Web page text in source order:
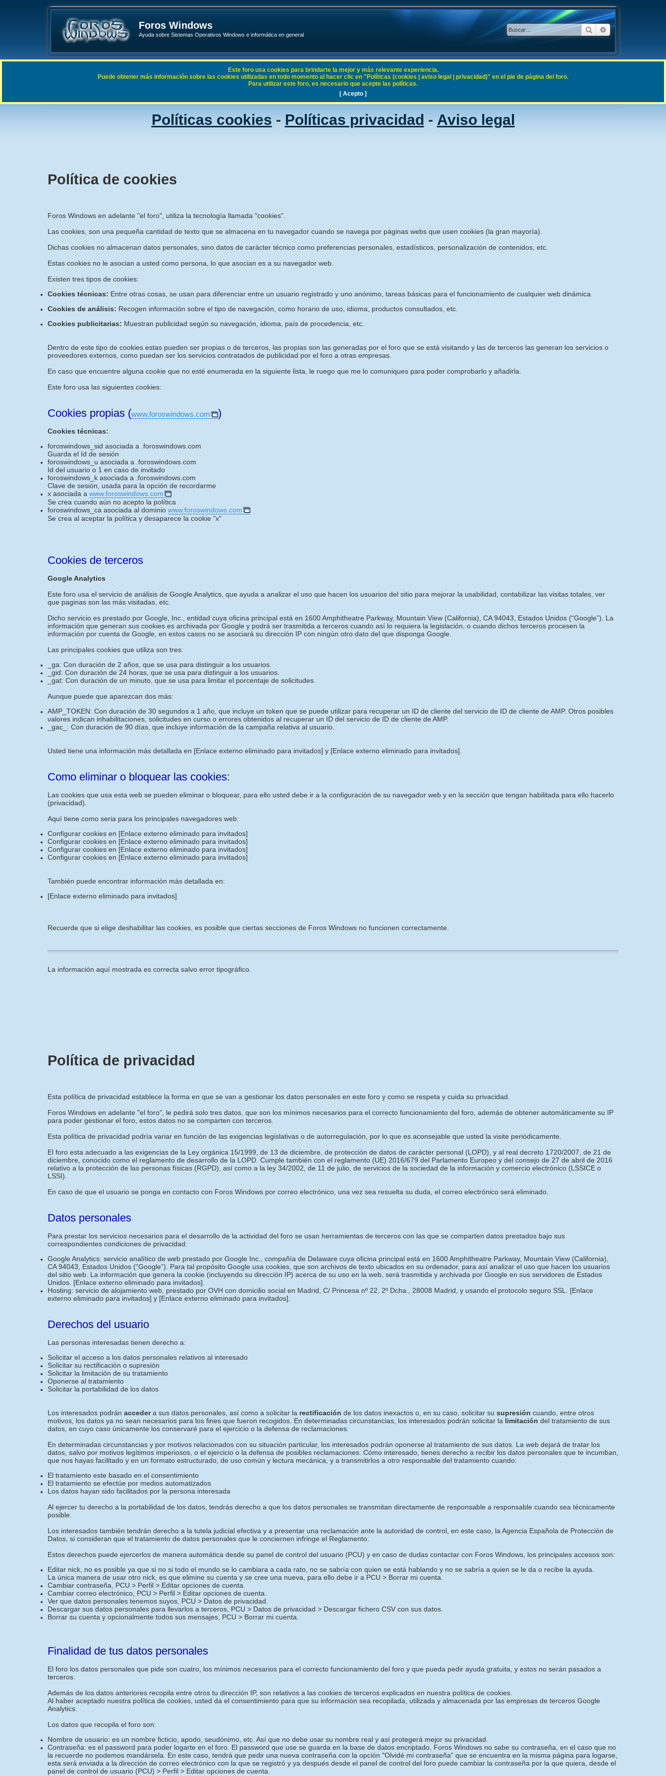
Foros Windows
Ayuda sobre Sistemas Operativos Windows e informática en general
BuscarBúsqueda
Enlaces rápidos FAQ
Políticas cookies - Políticas privacidad - Aviso legal
Política de cookies
Foros Windows en adelante "el foro", utiliza la tecnología llamada "cookies".
Las cookies, son una pequeña cantidad de texto que se almacena en tu navegador cuando se navega por páginas webs que usen cookies (la gran mayoría).
Dichas cookies no almacenan datos personales, sino datos de carácter técnico como preferencias personales, estadísticos, personalización de contenidos, etc.
Estas cookies no le asocian a usted como persona, lo que asocian es a su navegador web.
Existen tres tipos de cookies:
Cookies técnicas: Entre otras cosas, se usan para diferenciar entre un usuario registrado y uno anónimo, tareas básicas para el funcionamiento de cualquier web dinámica.
Cookies de análisis: Recogen información sobre el tipo de navegación, como horario de uso, idioma, productos consultados, etc.
Cookies publicitarias: Muestran publicidad según su navegación, idioma, país de procedencia, etc.
Dentro de este tipo de cookies estas pueden ser propias o de terceros, las propias son las generadas por el foro que se está visitando y las de terceros las generan los servicios o
proveedores externos, como puedan ser los servicios contratados de publicidad por el foro a otras empresas.
En caso que encuentre alguna cookie que no esté enumerada en la siguiente lista, le ruego que me lo comuniques para poder comprobarlo y añadirla.
Este foro usa las siguientes cookies:
Cookies propias (www.foroswindows.com )
Cookies técnicas:
foroswindows_sid asociada a .foroswindows.com
Guarda el Id de sesión
foroswindows_u asociada a .foroswindows.com
Id del usuario o 1 en caso de invitado
foroswindows_k asociada a .foroswindows.com
Clave de sesión, usada para la opción de recordarme
x asociada a www.foroswindows.com
Se crea cuando aún no acepto la política
foroswindows_ca asociada al dominio www.foroswindows.com
Se crea al aceptar la política y desaparece la cookie "x"
Cookies de terceros
Google Analytics
Este foro usa el servicio de análisis de Google Analytics, que ayuda a analizar el uso que hacen los usuarios del sitio para mejorar la usabilidad, contabilizar las visitas totales, ver
que paginas son las más visitadas, etc.
Dicho servicio es prestado por Google, Inc., entidad cuya oficina principal está en 1600 Amphitheatre Parkway, Mountain View (California), CA 94043, Estados Unidos (“Google”). La
información que generan sus cookies es archivada por Google y podrá ser trasmitida a terceros cuando así lo requiera la legislación, o cuando dichos terceros procesen la
información por cuenta de Google, en estos casos no se asociará su dirección IP con ningún otro dato del que disponga Google.
Las principales cookies que utiliza son tres:
_ga: Con duración de 2 años, que se usa para distinguir a los usuarios.
_gid: Con duración de 24 horas, que se usa para distinguir a los usuarios.
_gat: Con duración de un minuto, que se usa para limitar el porcentaje de solicitudes.
Aunque puede que aparezcan dos más:
AMP_TOKEN: Con duración de 30 segundos a 1 año, que incluye un token que se puede utilizar para recuperar un ID de cliente del servicio de ID de cliente de AMP. Otros posibles
valores indican inhabilitaciones, solicitudes en curso o errores obtenidos al recuperar un ID del servicio de ID de cliente de AMP.
_gac_: Con duración de 90 días, que incluye información de la campaña relativa al usuario.
Usted tiene una información más detallada en [Enlace externo eliminado para invitados] y [Enlace externo eliminado para invitados]
Como eliminar o bloquear las cookies:
Las cookies que usa esta web se pueden eliminar o bloquear, para ello usted debe ir a la configuración de su navegador web y en la sección que tengan habilitada para ello hacerlo
(privacidad).
Aquí tiene como seria para los principales navegadores web:
Configurar cookies en [Enlace externo eliminado para invitados]
Configurar cookies en [Enlace externo eliminado para invitados]
Configurar cookies en [Enlace externo eliminado para invitados]
Configurar cookies en [Enlace externo eliminado para invitados]
También puede encontrar información más detallada en:
[Enlace externo eliminado para invitados]
Recuerde que si elige deshabilitar las cookies, es posible que ciertas secciones de Foros Windows no funcionen correctamente.
La información aquí mostrada es correcta salvo error tipográfico.
Política de privacidad
Esta política de privacidad establece la forma en que se van a gestionar los datos personales en este foro y como se respeta y cuida su privacidad.
Foros Windows en adelante "el foro", le pedirá solo tres datos, que son los mínimos necesarios para el correcto funcionamiento del foro, además de obtener automáticamente su IP
para poder gestionar el foro, estos datos no se comparten con terceros.
Esta política de privacidad podría variar en función de las exigencias legislativas o de autorregulación, por lo que es aconsejable que usted la visite periódicamente.
El foro esta adecuado a las exigencias de la Ley orgánica 15/1999, de 13 de diciembre, de protección de datos de carácter personal (LOPD), y al real decreto 1720/2007, de 21 de
diciembre, conocido como el reglamento de desarrollo de la LOPD. Cumple también con el reglamento (UE) 2016/679 del Parlamento Europeo y del consejo de 27 de abril de 2016
relativo a la protección de las personas físicas (RGPD), así como a la ley 34/2002, de 11 de julio, de servicios de la sociedad de la información y comercio electrónico (LSSICE o
LSSI).
En caso de que el usuario se ponga en contacto con Foros Windows por correo electrónico, una vez sea resuelta su duda, el correo electrónico será eliminado.
Datos personales
Para prestar los servicios necesarios para el desarrollo de la actividad del foro se usan herramientas de terceros con las que se comparten datos prestados bajo sus
correspondientes condiciones de privacidad:
Google Analytics: servicio analítico de web prestado por Google Inc., compañía de Delaware cuya oficina principal está en 1600 Amphitheatre Parkway, Mountain View (California),
CA 94043, Estados Unidos (“Google”). Para tal propósito Google usa cookies, que son archivos de texto ubicados en su ordenador, para así analizar el uso que hacen los usuarios
del sitio web. La información que genera la cookie (incluyendo su dirección IP) acerca de su uso en la web, será trasmitida y archivada por Google en sus servidores de Estados
Unidos. [Enlace externo eliminado para invitados]
Hosting: servicio de alojamiento web, prestado por OVH con domicilio social en Madrid, C/ Princesa nº 22, 2º Dcha., 28008 Madrid, y usando el protocolo seguro SSL. [Enlace
externo eliminado para invitados] y [Enlace externo eliminado para invitados]
Derechos del usuario
Las personas interesadas tienen derecho a:
Solicitar el acceso a los datos personales relativos al interesado
Solicitar su rectificación o supresión
Solicitar la limitación de su tratamiento
Oponerse al tratamiento
Solicitar la portabilidad de los datos
Los interesados podrán accedera sus datos personales, así como a solicitar la rectificación de los datos inexactos o, en su caso, solicitar su supresión cuando, entre otros
motivos, los datos ya no sean necesarios para los fines que fueron recogidos. En determinadas circunstancias, los interesados podrán solicitar la limitación del tratamiento de sus
datos, en cuyo caso únicamente los conservaré para el ejercicio o la defensa de reclamaciones.
En determinadas circunstancias y por motivos relacionados con su situación particular, los interesados podrán oponerse al tratamiento de sus datos. La web dejará de tratar los
datos, salvo por motivos legítimos imperiosos, o el ejercicio o la defensa de posibles reclamaciones. Cómo interesado, tienes derecho a recibir los datos personales que te incumban,
que nos hayas facilitado y en un formato estructurado, de uso común y lectura mecánica, y a transmitirlos a otro responsable del tratamiento cuando:
El tratamiento este basado en el consentimiento
El tratamiento se efectúe por medios automatizados
Los datos hayan sido facilitados por la persona interesada
Al ejercer tu derecho a la portabilidad de los datos, tendrás derecho a que los datos personales se transmitan directamente de responsable a responsable cuando sea técnicamente
posible.
Los interesados también tendrán derecho a la tutela judicial efectiva y a presentar una reclamación ante la autoridad de control, en este caso, la Agencia Española de Protección de
Datos, si consideran que el tratamiento de datos personales que le conciernen infringe el Reglamento.
Estos derechos puede ejercerlos de manera automática desde su panel de control del usuario (PCU) y en caso de dudas contactar con Foros Windows, los principales accesos son:
Editar nick, no es posible ya que si no si todo el mundo se lo cambiara a cada rato, no se sabría con quien se está hablando y no se sabría a quien se le da o recibe la ayuda.
La única manera de usar otro nick, es que elimine su cuenta y se cree una nueva, para ello debe ir a PCU > Borrar mi cuenta.
Cambiar contraseña, PCU > Perfil > Editar opciones de cuenta.
Cambiar correo electrónico, PCU > Perfil > Editar opciones de cuenta.
Ver que datos personales tenemos suyos, PCU > Datos de privacidad.
Descargar sus datos personales para llevarlos a terceros, PCU > Datos de privacidad > Descargar fichero CSV con sus datos.
Borrar su cuenta y opcionalmente todos sus mensajes, PCU > Borrar mi cuenta.
Finalidad de tus datos personales
El foro los datos personales que pide son cuatro, los mínimos necesarios para el correcto funcionamiento del foro y que pueda pedir ayuda gratuita, y estos no serán pasados a
terceros.
Además de los datos anteriores recopila entre otros tu dirección IP, son relativos a las cookies de terceros explicados en nuestra política de cookies.
Al haber aceptado nuestra política de cookies, usted da el consentimiento para que su información sea recopilada, utilizada y almacenada por las empresas de terceros Google
Analytics.
Los datos que recopila el foro son:
Nombre de usuario: es un nombre ficticio, apodo, seudónimo, etc. Así que no debe usar su nombre real y así protegerá mejor su privacidad.
Contraseña: es el password para poder logarte en el foro. El password que use se guarda en la base de datos encriptado, Foros Windows no sabe su contraseña, en el caso que no
la recuerde no podemos mandársela. En este caso, tendrá que pedir una nueva contraseña con la opción "Olvidé mi contraseña" que se encuentra en la misma página para logarse,
esta será enviada a la dirección de correo electrónico con la que se registró y ya después desde el panel de control del foro puede cambiar la contraseña por la que quiera, desde el
panel de control de usuario (PCU) > Perfil > Editar opciones de cuenta.
Este foro usa cookies para brindarte la mejor y más relevante experiencia.
Puede obtener más información sobre las cookies utilizadas en todo momento al hacer clic en "Políticas (cookies | aviso legal | privacidad)" en el pie de página del foro.
Para utilizar este foro, es necesario que acepte las políticas.
[ Acepto ]